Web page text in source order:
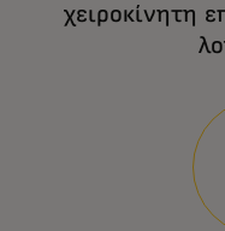
χειροκίνητη